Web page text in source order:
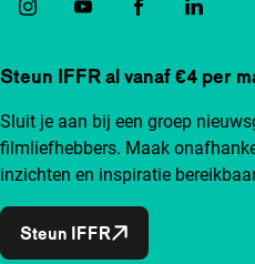
Steun IFFR al vanaf €4 per
Sluit je aan bij een groep
filmliefhebbers. Maak
inzichten en inspiratie
Steun IFFR